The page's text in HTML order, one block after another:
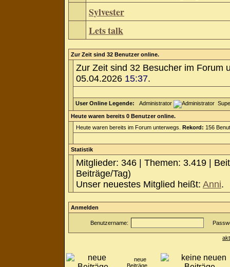
Sylvester
Lets talk
Zur Zeit sind 32 Benutzer online.
Zur Zeit sind 32 Besucher im Forum
05.04.2026 15:37.
User Online Legende: Administrator
Heute waren bereits 0 Benutzer online.
Heute waren bereits im Forum unterwegs. Rekord: 156
Statistik
Mitglieder: 346 | Themen: 3.419 |
Beiträge/Tag)
Unser neuestes Mitglied heißt: Anni.
Anmelden
Benutzername:
neue
Beiträge